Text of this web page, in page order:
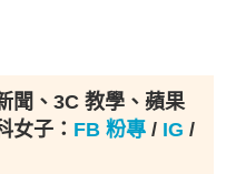
聞、3C 教學、蘋果
女子： FB 粉專 / IG /